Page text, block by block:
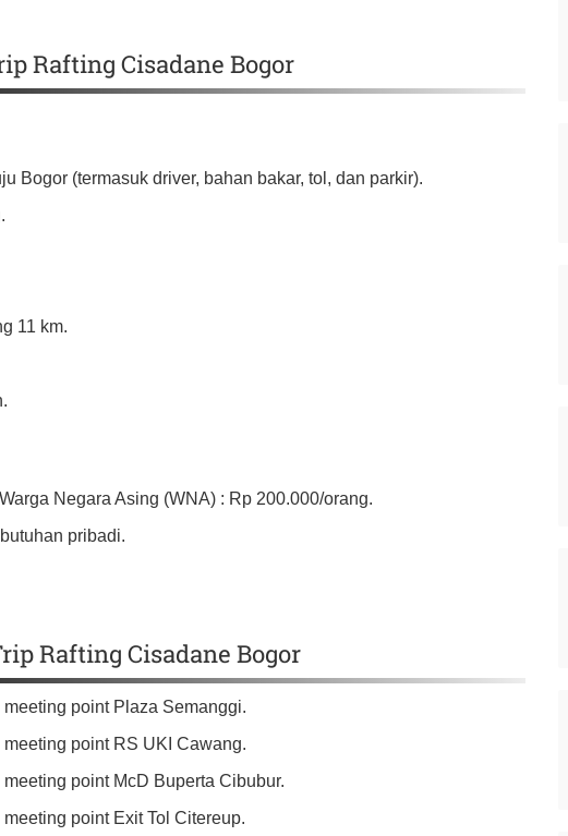
Rafting Cisadane Bogor
Bogor (termasuk driver, bahan bakar, tol, dan parkir).
11 km.
Negara Asing (WNA) : Rp 200.000/orang.
pribadi.
Rafting Cisadane Bogor
point Plaza Semanggi.
point RS UKI Cawang.
point McD Buperta Cibubur.
point Exit Tol Citereup.